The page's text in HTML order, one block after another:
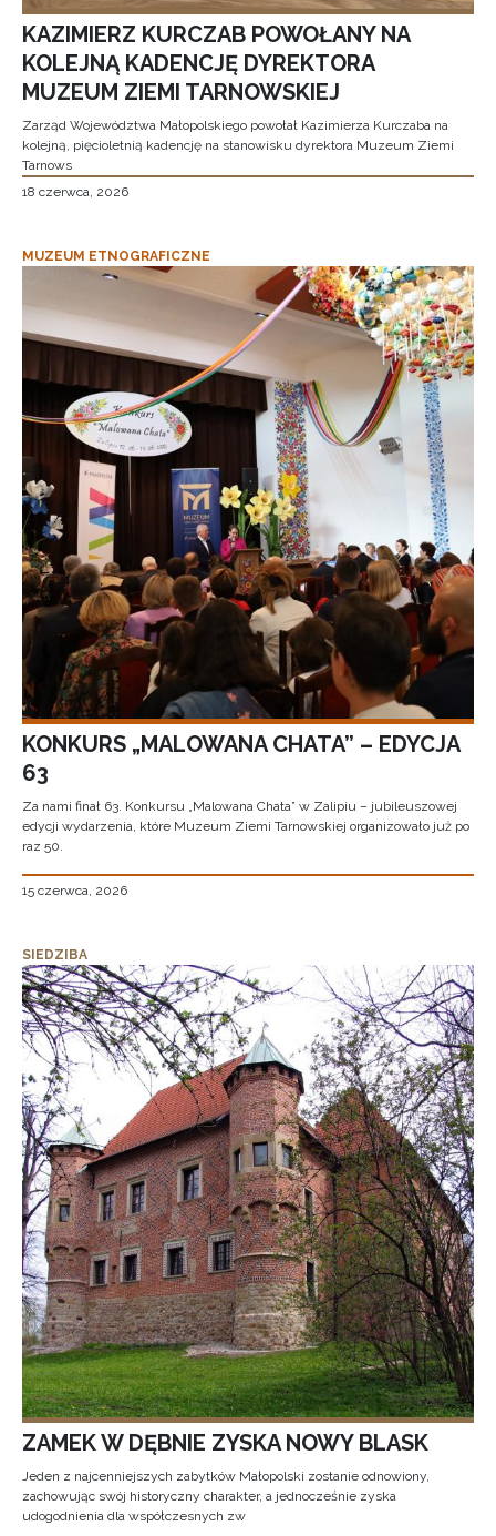
KAZIMIERZ KURCZAB POWOŁANY NA
KOLEJNĄ KADENCJĘ DYREKTORA
MUZEUM ZIEMI TARNOWSKIEJ
Zarząd Województwa Małopolskiego powołał Kazimierza Kurczaba na
kolejną, pięcioletnią kadencję na stanowisku dyrektora Muzeum Ziemi
Tarnows
18 czerwca, 2026
MUZEUM ETNOGRAFICZNE
KONKURS „MALOWANA CHATA” – EDYCJA
63
Za nami finał 63. Konkursu „Malowana Chata” w Zalipiu – jubileuszowej
edycji wydarzenia, które Muzeum Ziemi Tarnowskiej organizowało już po
raz 50.
15 czerwca, 2026
SIEDZIBA
ZAMEK W DĘBNIE ZYSKA NOWY BLASK
Jeden z najcenniejszych zabytków Małopolski zostanie odnowiony,
zachowując swój historyczny charakter, a jednocześnie zyska
udogodnienia dla współczesnych zw